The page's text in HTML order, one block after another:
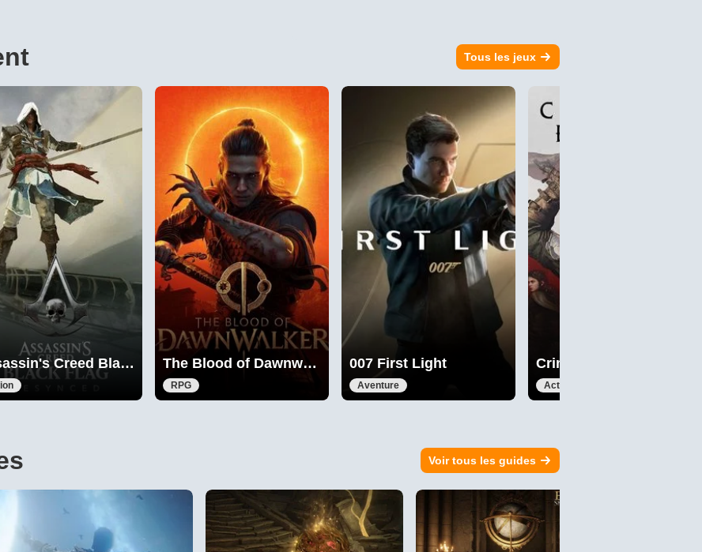
Tous les jeux
Creed Black Flag Resynced The Blood of Dawnwalker
RPG
007 First Light
Aventure
Crimson Desert
Action
Voir tous les guides